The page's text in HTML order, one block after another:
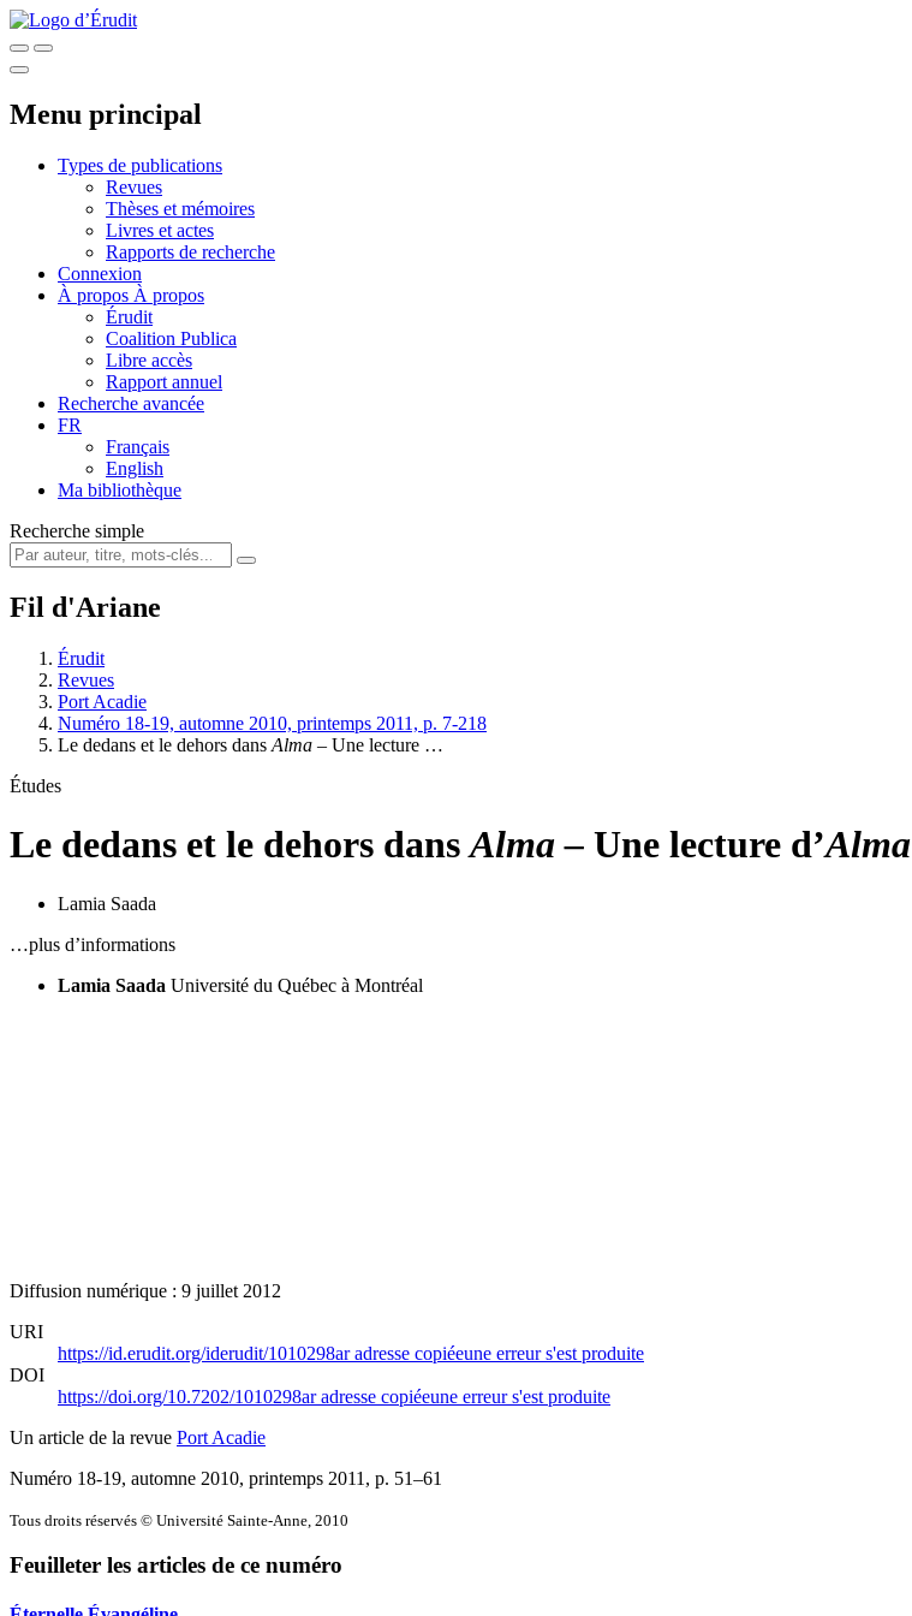
Menu principal
Types de publications
Revues
Thèses et mémoires
Livres et actes
Rapports de recherche
Connexion
À propos À propos
Érudit
Coalition Publica
Libre accès
Rapport annuel
Recherche avancée
FR
Français
English
Ma bibliothèque
Recherche simple
Fil d'Ariane
Érudit
Revues
Port Acadie
Numéro 18-19, automne 2010, printemps 2011, p. 7-218
Le dedans et le dehors dans Alma – Une lecture …
Études
Le dedans et le dehors dansAlma– Une lecture d’Alma
Lamia Saada
…plus d’informations
Lamia Saada Université du Québec à Montréal
Diffusion numérique : 9 juillet 2012
URI
https://id.erudit.org/iderudit/1010298aradresse copiéeune erreur s'est produite
DOI
https://doi.org/10.7202/1010298aradresse copiéeune erreur s'est produite
Un article de la revue Port Acadie
Numéro 18-19, automne 2010, printemps 2011 , p. 51–61
Tous droits réservés © Université Sainte-Anne, 2010
Feuilleter les articles de ce numéro